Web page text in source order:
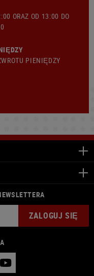
ORAZ OD 13:00 DO
PIENIĘDZY
ZALOGUJ SIĘ